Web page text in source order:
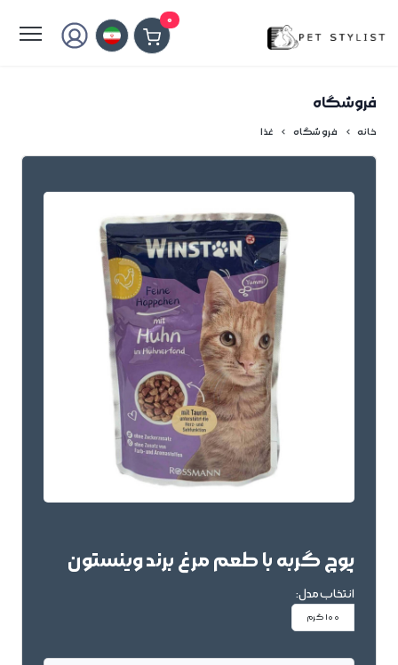
0
فروشگاه
خانه فروشگاه غذا
پوچ گربه با طعم مرغ برند وینستون
انتخاب مدل:
100 گرم